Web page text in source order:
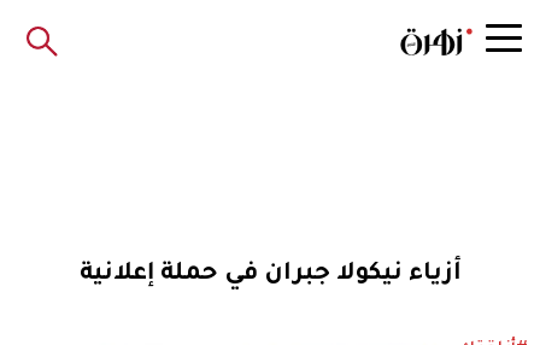
أزياء نيكولا جبران في حملة إعلانية